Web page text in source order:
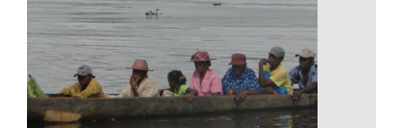
La lecture, un moment de
découverte et de sérieux
Ma description concernant l’image